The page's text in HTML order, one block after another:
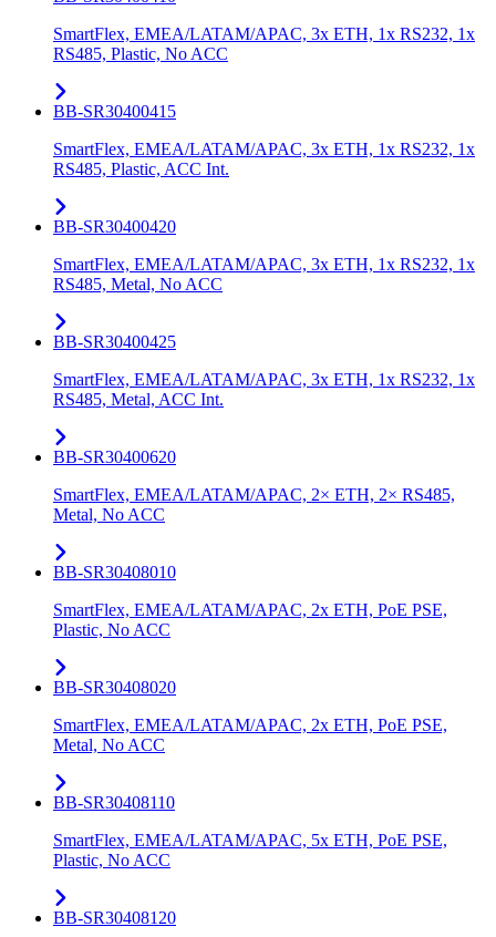
SmartFlex, EMEA/LATAM/APAC, 3x ETH, 1x RS232, 1x
RS485, Plastic, No ACC
BB-SR30400415
SmartFlex, EMEA/LATAM/APAC, 3x ETH, 1x RS232, 1x
RS485, Plastic, ACC Int.
BB-SR30400420
SmartFlex, EMEA/LATAM/APAC, 3x ETH, 1x RS232, 1x
RS485, Metal, No ACC
BB-SR30400425
SmartFlex, EMEA/LATAM/APAC, 3x ETH, 1x RS232, 1x
RS485, Metal, ACC Int.
BB-SR30400620
SmartFlex, EMEA/LATAM/APAC, 2× ETH, 2× RS485,
Metal, No ACC
BB-SR30408010
SmartFlex, EMEA/LATAM/APAC, 2x ETH, PoE PSE,
Plastic, No ACC
BB-SR30408020
SmartFlex, EMEA/LATAM/APAC, 2x ETH, PoE PSE,
Metal, No ACC
BB-SR30408110
SmartFlex, EMEA/LATAM/APAC, 5x ETH, PoE PSE,
Plastic, No ACC
BB-SR30408120